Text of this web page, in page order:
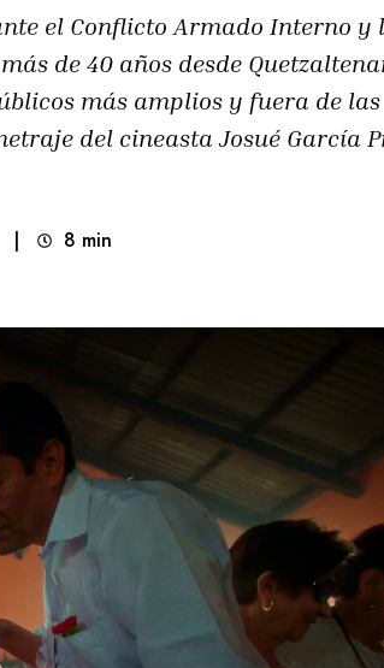
el Conflicto Armado Interno y
de 40 años desde
más amplios y fuera de las
del cineasta Josué García
| 8 min